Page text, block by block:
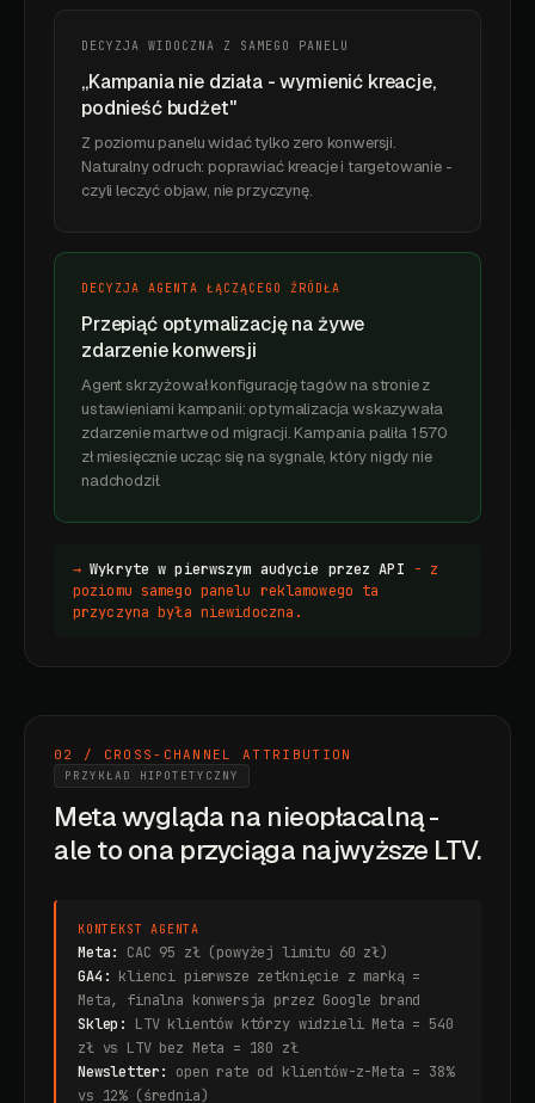
DECYZJA WIDOCZNA Z SAMEGO PANELU
„Kampania nie działa - wymienić kreacje,
podnieść budżet"
Z poziomu panelu widać tylko zero konwersji.
Naturalny odruch: poprawiać kreacje i targetowanie -
czyli leczyć objaw, nie przyczynę.
DECYZJA AGENTA ŁĄCZĄCEGO ŹRÓDŁA
Przepiąć optymalizację na żywe
zdarzenie konwersji
Agent skrzyżował konfigurację tagów na stronie z
ustawieniami kampanii: optymalizacja wskazywała
zdarzenie martwe od migracji. Kampania paliła 1 570
zł miesięcznie ucząc się na sygnale, który nigdy nie
nadchodził.
→Wykryte w pierwszym audycie przez API - z
poziomu samego panelu reklamowego ta
przyczyna była niewidoczna.
02 / CROSS-CHANNEL ATTRIBUTION
PRZYKŁAD HIPOTETYCZNY
Meta wygląda na nieopłacalną -
ale to ona przyciąga najwyższe LTV.
KONTEKST AGENTA
Meta:
CAC 95 zł (powyżej limitu 60 zł)
GA4: klienci pierwsze zetknięcie z marką =
Meta, finalna konwersja przez Google brand
Sklep:
LTV klientów którzy widzieli Meta = 540
zł vs LTV bez Meta = 180 zł
Newsletter:
open rate od klientów-z-Meta = 38%
vs 12% (średnia)